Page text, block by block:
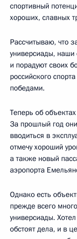
спортивный
хороших, славных
Рассчитываю, что
универсиады, наши
и порадуют своих
российского
победами.
Теперь об
За прошлый год
вводиться в
отмечу хороший
а также новый
аэропорта
Однако есть
прежде всего
универсиады.
обстоят дела, и в